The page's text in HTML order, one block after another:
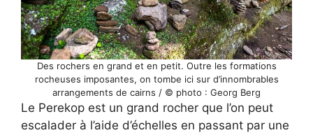
Des rochers en grand et en petit. Outre les formations
rocheuses imposantes, on tombe ici sur d’innombrables
arrangements de cairns / © photo : Georg Berg
Le Perekop est un grand rocher que l’on peut
escalader à l’aide d’échelles en passant par une